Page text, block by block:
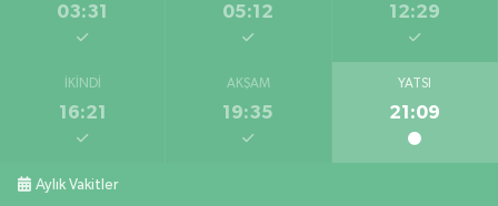
03:31 05:12 12:29
İKINDI
16:21
AKŞAM
19:35
YATSI
21:09
Aylık Vakitler